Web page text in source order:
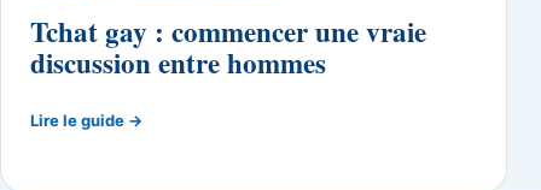
Tchat gay : commencer une vraie
discussion entre hommes
Lire le guide →